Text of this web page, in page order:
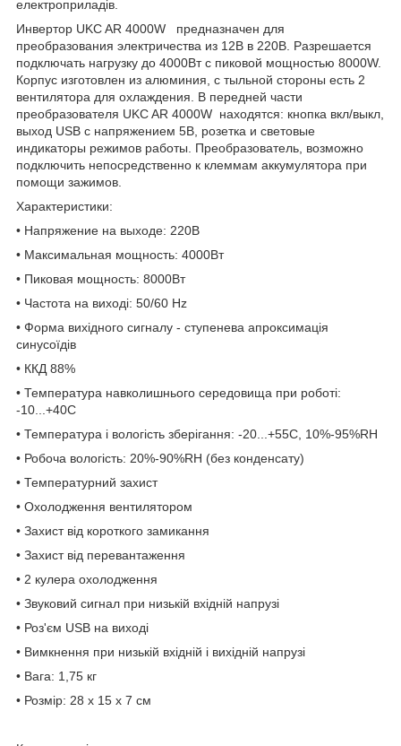
електроприладів.
Инвертор UKC AR 4000W предназначен для
преобразования электричества из 12В в 220В. Разрешается
подключать нагрузку до 4000Вт с пиковой мощностью 8000W.
Корпус изготовлен из алюминия, с тыльной стороны есть 2
вентилятора для охлаждения. В передней части
преобразователя UKC AR 4000W находятся: кнопка вкл/выкл,
выход USB с напряжением 5В, розетка и световые
индикаторы режимов работы. Преобразователь, возможно
подключить непосредственно к клеммам аккумулятора при
помощи зажимов.
Характеристики:
• Напряжение на выходе: 220В
• Максимальная мощность: 4000Вт
• Пиковая мощность: 8000Вт
• Частота на виході: 50/60 Hz
• Форма вихідного сигналу - ступенева апроксимація
синусоїдів
• ККД 88%
• Температура навколишнього середовища при роботі:
-10...+40С
• Температура і вологість зберігання: -20...+55С, 10%-95%RH
• Робоча вологість: 20%-90%RH (без конденсату)
• Температурний захист
• Охолодження вентилятором
• Захист від короткого замикання
• Захист від перевантаження
• 2 кулера охолодження
• Звуковий сигнал при низькій вхідній напрузі
• Роз'єм USB на виході
• Вимкнення при низькій вхідній і вихідній напрузі
• Вага: 1,75 кг
• Розмір: 28 x 15 x 7 см